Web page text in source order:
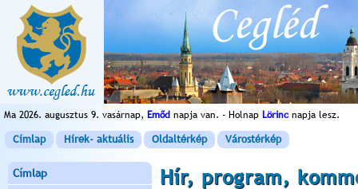
Ma 2026. augusztus 9. vasárnap, Emőd napja van. - Holnap Lörinc napja lesz.
Címlap Hírek- aktuális Oldaltérkép Várostérkép
Címlap
Hír, program,